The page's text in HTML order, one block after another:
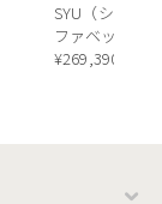
SYU（シュウ
ファベッド（
ュラル）
¥269,390